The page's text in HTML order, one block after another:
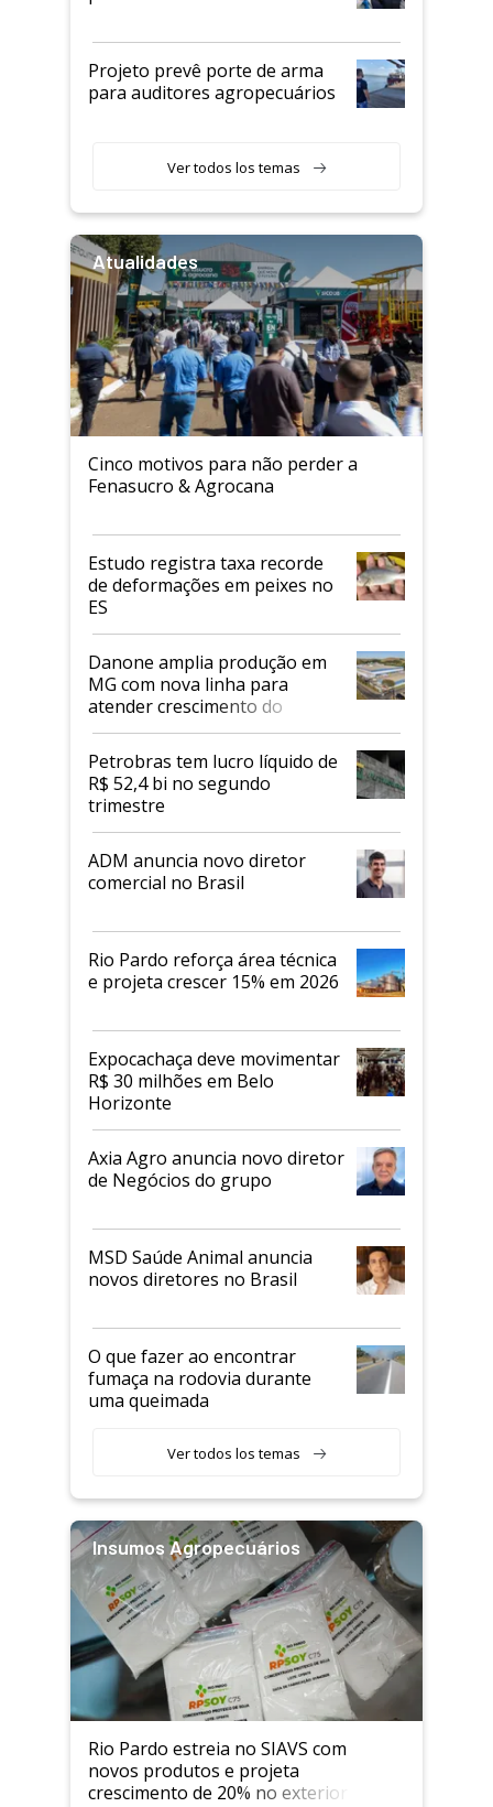
Projeto prevê porte de arma
para auditores agropecuários
Ver todos los temas
Atualidades
Cinco motivos para não perder a
Fenasucro & Agrocana
Estudo registra taxa recorde
de deformações em peixes no
ES
Danone amplia produção em
MG com nova linha para
atender crescimento do
mercado de alimentos
proteicos
Petrobras tem lucro líquido de
R$ 52,4 bi no segundo
trimestre
ADM anuncia novo diretor
comercial no Brasil
Rio Pardo reforça área técnica
e projeta crescer 15% em 2026
Expocachaça deve movimentar
R$ 30 milhões em Belo
Horizonte
Axia Agro anuncia novo diretor
de Negócios do grupo
MSD Saúde Animal anuncia
novos diretores no Brasil
O que fazer ao encontrar
fumaça na rodovia durante
uma queimada
Ver todos los temas
Insumos Agropecuários
Rio Pardo estreia no SIAVS com
novos produtos e projeta
crescimento de 20% no exterior